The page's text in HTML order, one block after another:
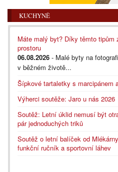
KUCHYNĚ
Máte malý byt? Díky těmto
prostoru
06.08.2026 - Malé byty na
v běžném životě...
Šípkové tartaletky s marcipánem
Výherci soutěže: Jaro u nás 2026
Soutěž: Letní úklid nemusí být
pár jednoduchých triků
Soutěž o letní balíček od
funkční ručník a sportovní láhev